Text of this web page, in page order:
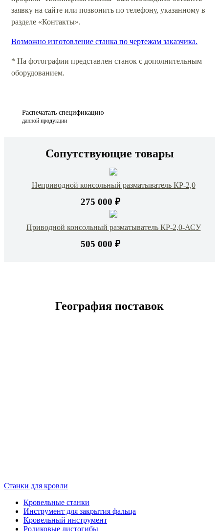
заявку на сайте или позвонить по телефону, указанному в
разделе «Контакты».
Возможно изготовление станка по чертежам заказчика.
* На фотографии представлен станок с дополнительным
оборудованием.
Распечатать спецификацию
данной продукции
Сопутствующие товары
Неприводной консольный разматыватель КР-2,0
275 000 ₽
Приводной консольный разматыватель КР-2,0-АСУ
505 000 ₽
География поставок
Станки для кровли
Кровельные станки
Инструмент для закрытия фальца
Кровельный инструмент
Роликовые листогибы